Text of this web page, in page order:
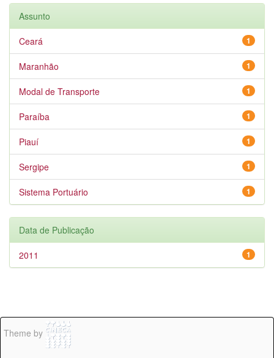
Assunto
1
Ceará
1
Maranhão
1
Modal de Transporte
1
Paraíba
1
Piauí
1
Sergipe
1
Sistema Portuário
Data de Publicação
1
2011
Theme by